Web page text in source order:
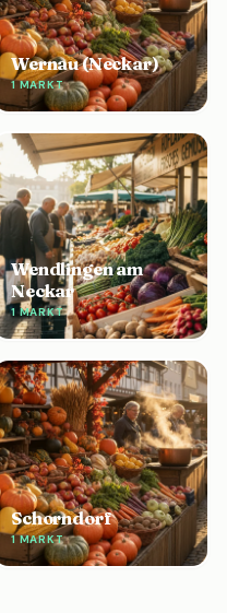
Wernau (Neckar)
1 MARKT
Wendlingen am
Neckar
1 MARKT
Schorndorf
1 MARKT